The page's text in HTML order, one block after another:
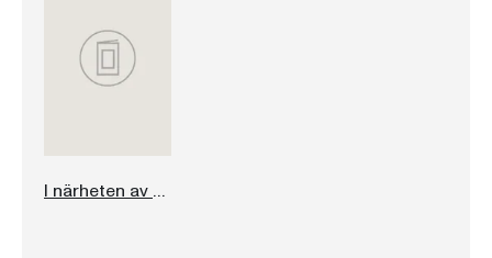
I närheten av solen